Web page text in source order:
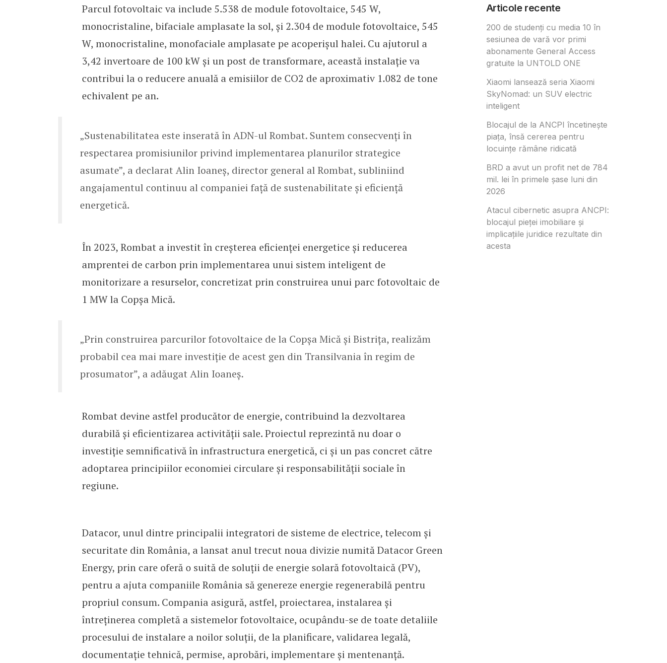
Parcul fotovoltaic va include 5.538 de module fotovoltaice, 545 W,
monocristaline, bifaciale amplasate la sol, și 2.304 de module fotovoltaice, 545
W, monocristaline, monofaciale amplasate pe acoperișul halei. Cu ajutorul a
3,42 invertoare de 100 kW și un post de transformare, această instalație va
contribui la o reducere anuală a emisiilor de CO2 de aproximativ 1.082 de tone
echivalent pe an.
„Sustenabilitatea este inserată în ADN-ul Rombat. Suntem consecvenți în
respectarea promisiunilor privind implementarea planurilor strategice
asumate”, a declarat Alin Ioaneș, director general al Rombat, subliniind
angajamentul continuu al companiei față de sustenabilitate și eficiență
energetică.
În 2023, Rombat a investit în creșterea eficienței energetice și reducerea
amprentei de carbon prin implementarea unui sistem inteligent de
monitorizare a resurselor, concretizat prin construirea unui parc fotovoltaic de
1 MW la Copșa Mică.
„Prin construirea parcurilor fotovoltaice de la Copșa Mică și Bistrița, realizăm
probabil cea mai mare investiție de acest gen din Transilvania în regim de
prosumator”, a adăugat Alin Ioaneș.
Rombat devine astfel producător de energie, contribuind la dezvoltarea
durabilă și eficientizarea activității sale. Proiectul reprezintă nu doar o
investiție semnificativă în infrastructura energetică, ci și un pas concret către
adoptarea principiilor economiei circulare și responsabilității sociale în
regiune.
Datacor, unul dintre principalii integratori de sisteme de electrice, telecom și
securitate din România, a lansat anul trecut noua divizie numită Datacor Green
Energy, prin care oferă o suită de soluții de energie solară fotovoltaică (PV),
pentru a ajuta companiile România să genereze energie regenerabilă pentru
propriul consum. Compania asigură, astfel, proiectarea, instalarea și
întreținerea completă a sistemelor fotovoltaice, ocupându-se de toate detaliile
procesului de instalare a noilor soluții, de la planificare, validarea legală,
documentație tehnică, permise, aprobări, implementare și mentenanță.
Articole recente
200 de studenți cu media 10 în
sesiunea de vară vor primi
abonamente General Access
gratuite la UNTOLD ONE
Xiaomi lansează seria Xiaomi
SkyNomad: un SUV electric
inteligent
Blocajul de la ANCPI încetinește
piața, însă cererea pentru
locuințe rămâne ridicată
BRD a avut un profit net de 784
mil. lei în primele șase luni din
2026
Atacul cibernetic asupra ANCPI:
blocajul pieței imobiliare și
implicațiile juridice rezultate din
acesta